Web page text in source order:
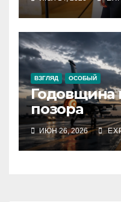
ВЗГЛЯД ОСОБЫЙ
Годовщина
позора
ИЮН 26, 2026